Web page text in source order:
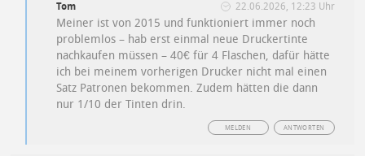
Tom 22.06.2026, 12:23 Uhr
Meiner ist von 2015 und funktioniert immer noch
problemlos – hab erst einmal neue Druckertinte
nachkaufen müssen – 40€ für 4 Flaschen, dafür hätte
ich bei meinem vorherigen Drucker nicht mal einen
Satz Patronen bekommen. Zudem hätten die dann
nur 1/10 der Tinten drin.
ANTWORTEN
MELDEN